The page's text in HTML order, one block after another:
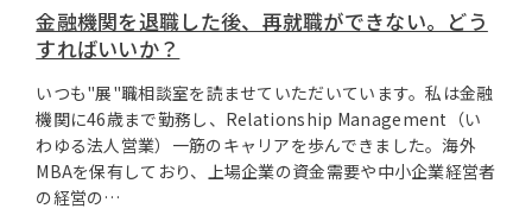
金融機関を退職した後、再就職ができない。どう
すればいいか？
いつも"展"職相談室を読ませていただいています。私は金融
機関に46歳まで勤務し、Relationship Management（い
わゆる法人営業）一筋のキャリアを歩んできました。海外
MBAを保有しており、上場企業の資金需要や中小企業経営者
の経営の…